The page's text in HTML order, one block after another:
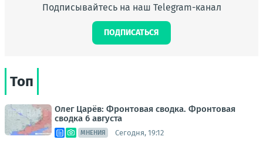
Подписывайтесь на наш Telegram-канал
ПОДПИСАТЬСЯ
Топ
Олег Царёв: Фронтовая сводка. Фронтовая
сводка 6 августа
МНЕНИЯ Сегодня, 19:12